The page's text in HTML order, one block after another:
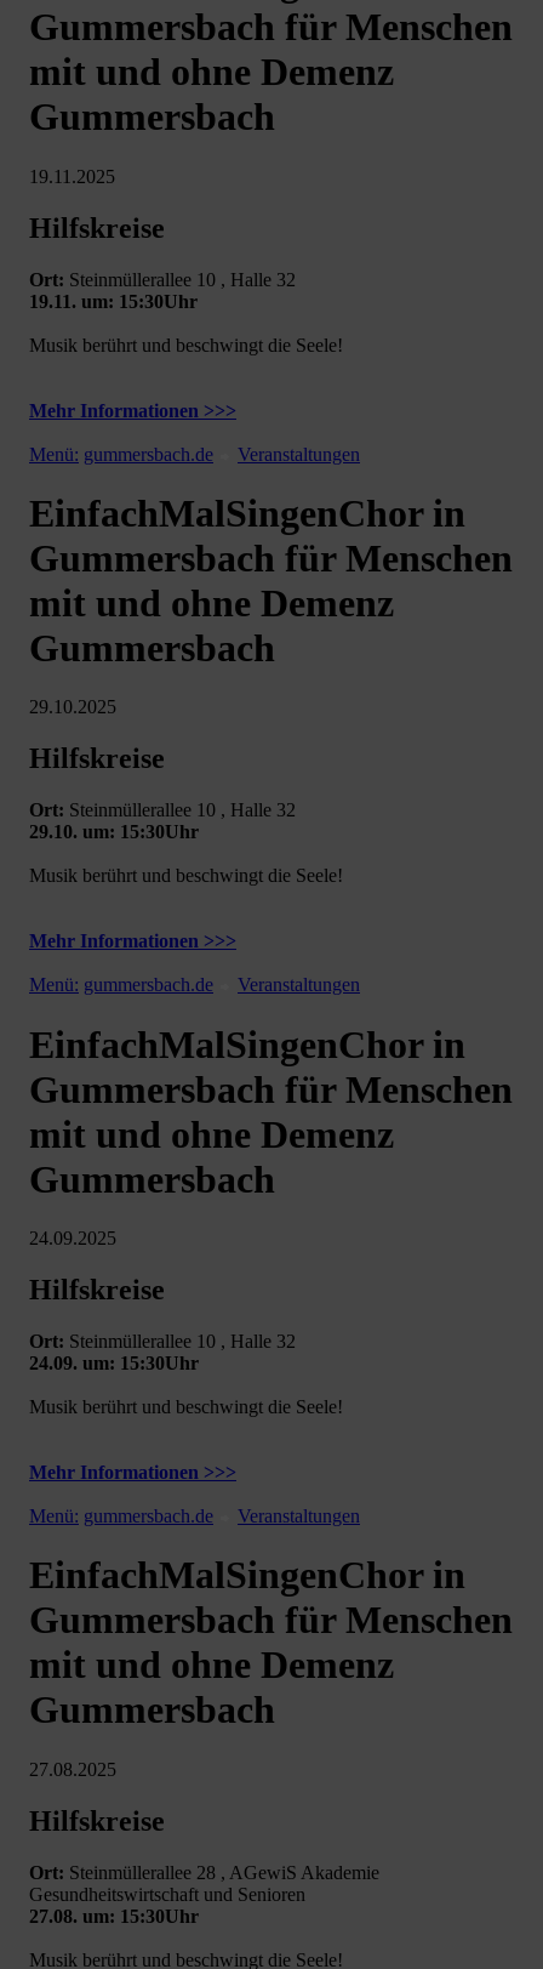
Gummersbach für Menschen
mit und ohne Demenz
Gummersbach
19.11.2025
Hilfskreise
Ort: Steinmüllerallee 10 , Halle 32
19.11. um: 15:30Uhr
Musik berührt und beschwingt die Seele!
Mehr Informationen >>>
Menü: gummersbach.de Veranstaltungen
EinfachMalSingenChor in
Gummersbach für Menschen
mit und ohne Demenz
Gummersbach
29.10.2025
Hilfskreise
Ort: Steinmüllerallee 10 , Halle 32
29.10. um: 15:30Uhr
Musik berührt und beschwingt die Seele!
Mehr Informationen >>>
Menü: gummersbach.de Veranstaltungen
EinfachMalSingenChor in
Gummersbach für Menschen
mit und ohne Demenz
Gummersbach
24.09.2025
Hilfskreise
Ort: Steinmüllerallee 10 , Halle 32
24.09. um: 15:30Uhr
Musik berührt und beschwingt die Seele!
Mehr Informationen >>>
Menü: gummersbach.de Veranstaltungen
EinfachMalSingenChor in
Gummersbach für Menschen
mit und ohne Demenz
Gummersbach
27.08.2025
Hilfskreise
Ort: Steinmüllerallee 28 , AGewiS Akademie
Gesundheitswirtschaft und Senioren
27.08. um: 15:30Uhr
Musik berührt und beschwingt die Seele!